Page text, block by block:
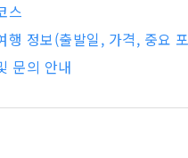
스
행 정보(출발일, 가격, 중요
문의 안내